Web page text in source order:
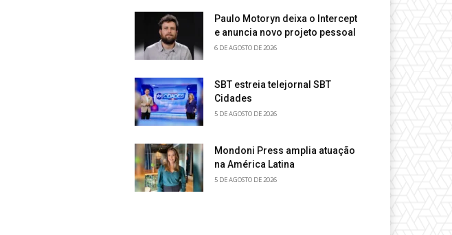
Paulo Motoryn deixa o Intercept
e anuncia novo projeto pessoal
6 DE AGOSTO DE 2026
SBT estreia telejornal SBT
Cidades
5 DE AGOSTO DE 2026
Mondoni Press amplia atuação
na América Latina
5 DE AGOSTO DE 2026